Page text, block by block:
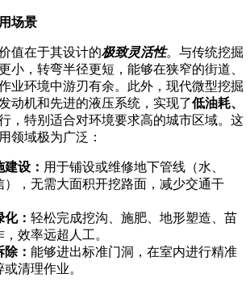
场景
值在于其设计的极致灵活性。与传统挖掘
小，转弯半径更短，能够在狭窄的街道、
业环境中游刃有余。此外，现代微型挖掘
动机和先进的液压系统，实现了低油耗、
，特别适合对环境要求高的城市区域。这
领域极为广泛：
设： 用于铺设或维修地下管线（水、
），无需大面积开挖路面，减少交通干
： 轻松完成挖沟、施肥、地形塑造、苗
效率远超人工。
： 能够进出标准门洞，在室内进行精准
清理作业。